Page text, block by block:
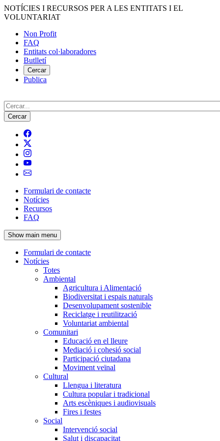
Vés
al
NOTÍCIES I RECURSOS PER A LES ENTITATS I EL
VOLUNTARIAT
Menú
del
compte
d'usuari
Non Profit
FAQ
Entitats col·laboradores
Butlletí
Cercar
Publica
Cerca
Navegació
principal
de
l'encapçalament
Formulari de contacte
Notícies
Recursos
FAQ
Show main menu
Navegació
principal
Formulari de contacte
Notícies
Totes
Ambiental
Agricultura i Alimentació
Biodiversitat i espais naturals
Desenvolupament sostenible
Reciclatge i reutilització
Voluntariat ambiental
Comunitari
Educació en el lleure
Mediació i cohesió social
Participació ciutadana
Moviment veïnal
Cultural
Llengua i literatura
Cultura popular i tradicional
Arts escèniques i audiovisuals
Fires i festes
Social
Intervenció social
Salut i discapacitat